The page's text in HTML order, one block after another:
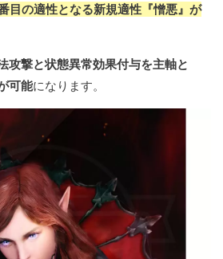
目の適性となる新規適性『憎悪』が
攻撃と状態異常効果付与を主軸と
可能になります。